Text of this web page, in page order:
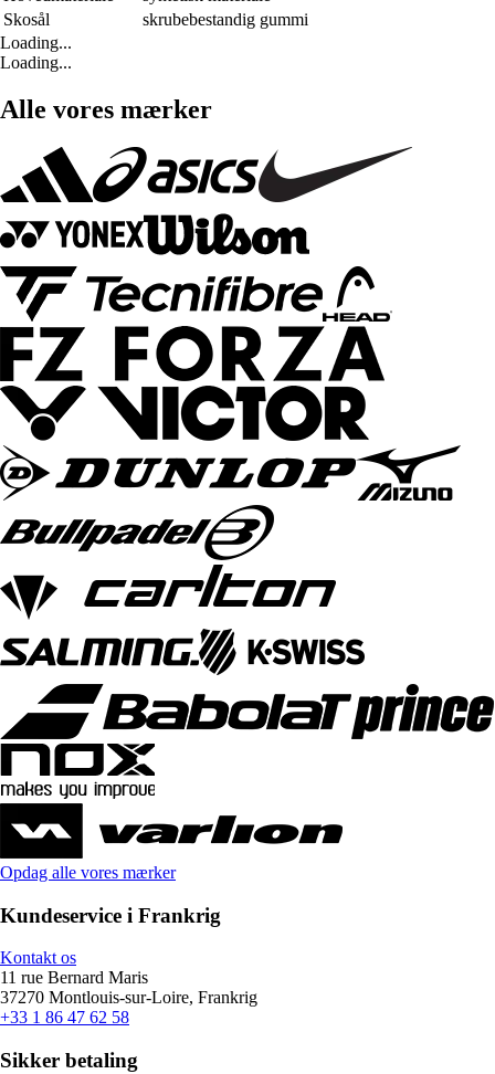
Skosål
skrubebestandig gummi
Loading...
Loading...
Alle vores mærker
Opdag alle vores mærker
Kundeservice i Frankrig
Kontakt os
11 rue Bernard Maris
37270 Montlouis-sur-Loire, Frankrig
+33 1 86 47 62 58
Sikker betaling